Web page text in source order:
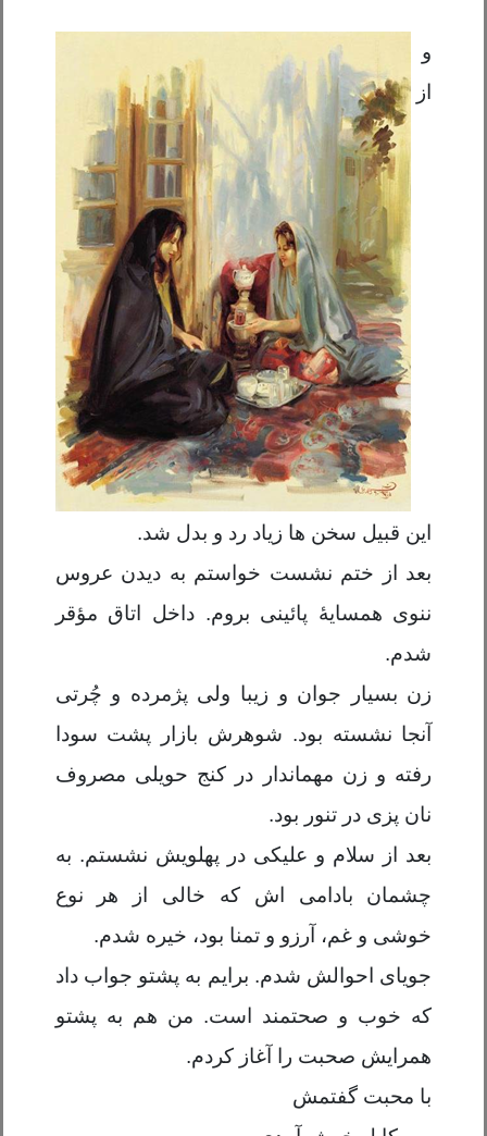
و
از
این قبیل سخن ها زیاد رد و بدل شد.
بعد از ختم نشست خواستم به دیدن عروس
ننوی همسایۀ پائینی بروم. داخل اتاق مؤقر
شدم.
زن بسیار جوان و زیبا ولی پژمرده و چُرتی
آنجا نشسته بود. شوهرش بازار پشت سودا
رفته و زن مهماندار در کنج حویلی مصروف
نان پزی در تنور بود.
بعد از سلام و علیکی در پهلویش نشستم. به
چشمان بادامی اش که خالی از هر نوع
خوشی و غم، آرزو و تمنا بود، خیره شدم.
جویای احوالش شدم. برایم به پشتو جواب داد
که خوب و صحتمند است. من هم به پشتو
همرایش صحبت را آغاز کردم.
با محبت گفتمش